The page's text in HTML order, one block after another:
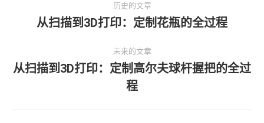
航
历史的文章
历
的
文
章：
从扫描到3D打印：定制花瓶的全过程
未来的文章
未
来
从扫描到3D打印：定制高尔夫球杆握把的全过
程